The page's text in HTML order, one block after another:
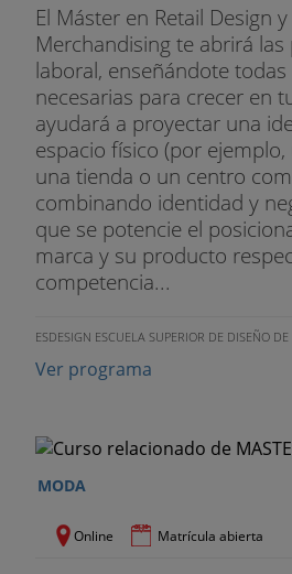
El Máster en Retail Design
Merchandising te abrirá
laboral, enseñándote todas
necesarias para crecer en
ayudará a proyectar una
espacio físico (por
una tienda o un centro
combinando identidad y
que se potencie el
marca y su producto
competencia...
ESDESIGN ESCUELA SUPERIOR DE DISEÑO
Ver programa
MODA
Online Matrícula abierta